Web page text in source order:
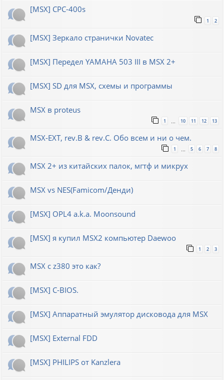
[MSX] CPC-400s
1 2
[MSX] Зеркало странички Novatec
[MSX] Передел YAMAHA 503 III в MSX 2+
[MSX] SD для MSX, схемы и программы
MSX в proteus
1 10 11 12 13
MSX-EXT, rev.B & rev.C. Обо всем и ни о чем.
1 5 6 7 8
MSX 2+ из китайских палок, мгтф и микрух
MSX vs NES(Famicom/Денди)
[MSX] OPL4 a.k.a. Moonsound
[MSX] я купил MSX2 компьютер Daewoo
1 2 3
MSX с z380 это как?
[MSX] C-BIOS.
[MSX] Аппаратный эмулятор дисковода для MSX
[MSX] External FDD
[MSX] PHILIPS от Kanzlera